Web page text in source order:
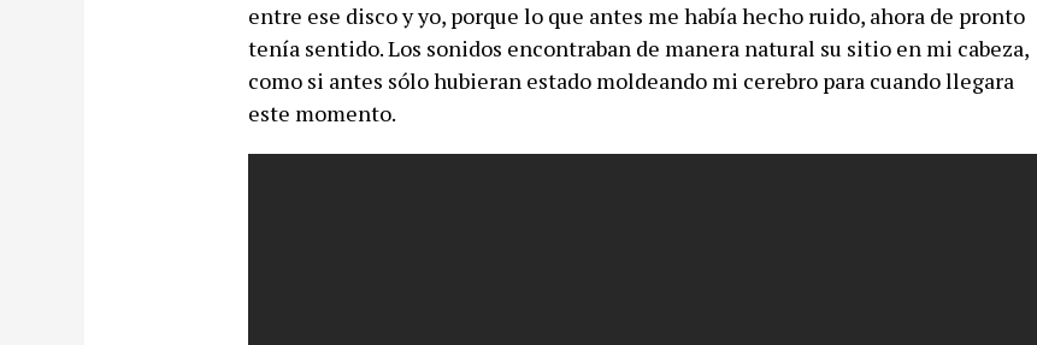
entre ese disco y yo, porque lo que antes me había hecho ruido, ahora de pronto
tenía sentido. Los sonidos encontraban de manera natural su sitio en mi cabeza,
como si antes sólo hubieran estado moldeando mi cerebro para cuando llegara
este momento.